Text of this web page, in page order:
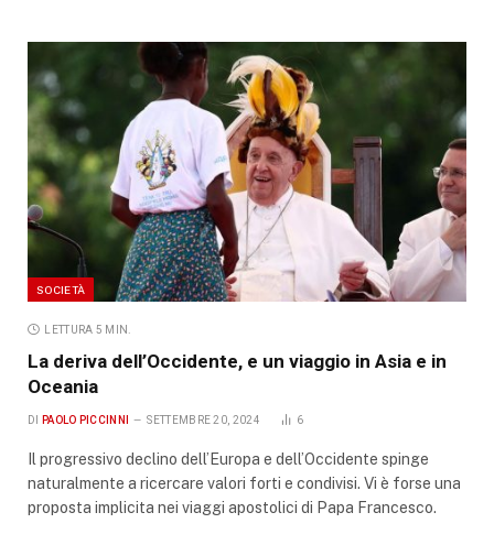
SOCIETÀ
LETTURA 5 MIN.
La deriva dell’Occidente, e un viaggio in Asia e in
Oceania
DI PAOLO PICCINNI SETTEMBRE 20, 2024 6
Il progressivo declino dell’Europa e dell’Occidente spinge
naturalmente a ricercare valori forti e condivisi. Vi è forse una
proposta implicita nei viaggi apostolici di Papa Francesco.